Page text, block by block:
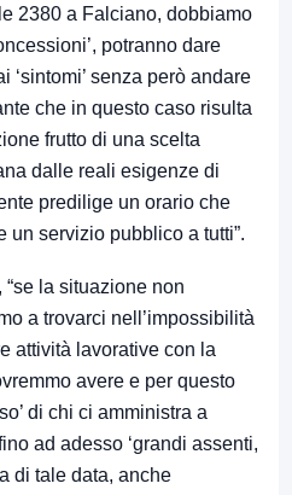
2380 a Falciano, dobbiamo
potranno dare
senza però andare
che in questo caso risulta
frutto di una scelta
dalle reali esigenze di
predilige un orario che
un servizio pubblico a tutti”.
“se la situazione non
a trovarci nell’impossibilità
attività lavorative con la
avere e per questo
di chi ci amministra a
ad adesso ‘grandi assenti,
di tale data, anche